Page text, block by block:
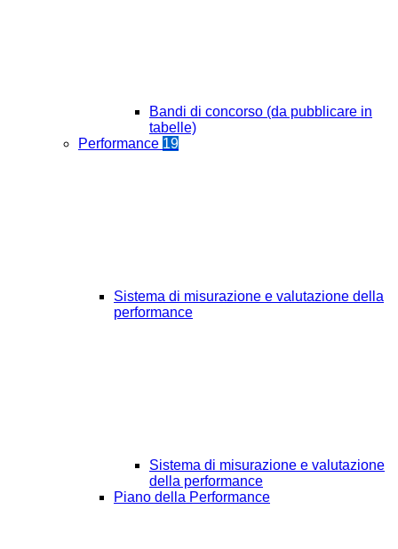
Bandi di concorso (da pubblicare in
tabelle)
Performance 19
Sistema di misurazione e valutazione della
performance
Sistema di misurazione e valutazione
della performance
Piano della Performance